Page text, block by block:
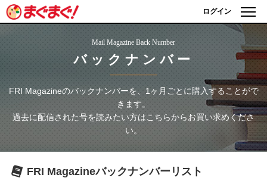
ログイン
Mail Magazine Back Number
バックナンバー
FRI Magazineのバックナンバーを、1ヶ月ごとに購入することがで
きます。
過去に配信された号を読みたい方はこちらからお買い求めくださ
い。
FRI Magazineバックナンバーリスト